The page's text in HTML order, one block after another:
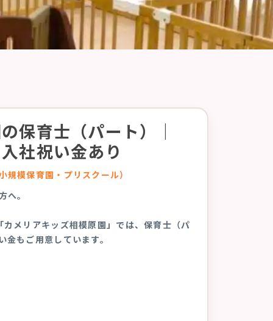
保育士（パート）｜
社祝い金あり
模保育園・プリスクール）
へ。
メリアキッズ相模原園」では、保育士（パ
もご用意しています。